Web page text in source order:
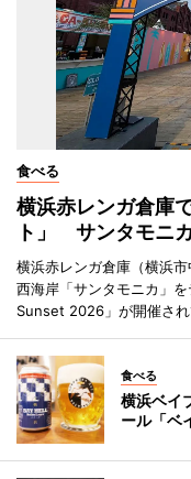
食べる
横浜赤レンガ倉庫
ト」 サンタモニ
横浜赤レンガ倉庫（横浜
西海岸「サンタモニカ」
Sunset 2026」が開催され
食べる
横浜ベイ
ール「ベ